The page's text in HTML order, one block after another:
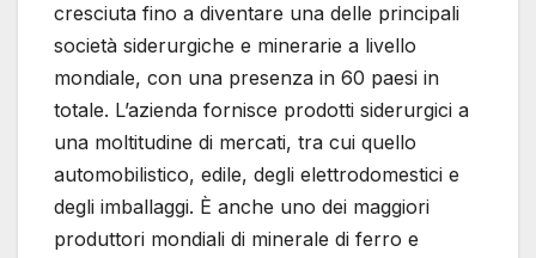
cresciuta fino a diventare una delle principali
società siderurgiche e minerarie a livello
mondiale, con una presenza in 60 paesi in
totale. L’azienda fornisce prodotti siderurgici a
una moltitudine di mercati, tra cui quello
automobilistico, edile, degli elettrodomestici e
degli imballaggi. È anche uno dei maggiori
produttori mondiali di minerale di ferro e